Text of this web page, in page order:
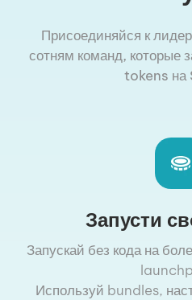
Присоединяйся к
сотням команд, которые
tokens на
Запусти
Запускай без кода на
Используй bundles,